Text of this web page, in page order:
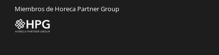
Miembros de Horeca Partner Group